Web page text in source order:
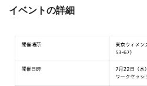
イベントの詳細